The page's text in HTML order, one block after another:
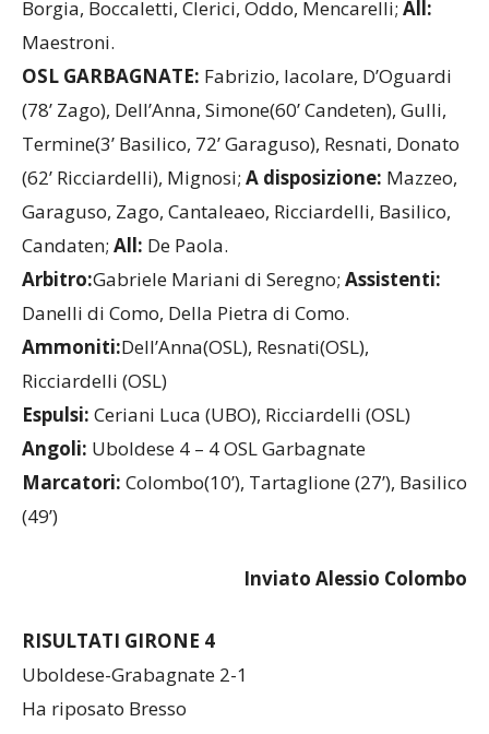
(77’ Madeo), Maugeri;A disposizione:Menegon,
Borgia, Boccaletti, Clerici, Oddo, Mencarelli;
Maestroni.
OSL GARBAGNATE: Fabrizio, Iacolare, D’Oguardi
(78’ Zago), Dell’Anna, Simone(60’ Candeten), Gulli,
Termine(3’ Basilico, 72’ Garaguso), Resnati, Donato
(62’ Ricciardelli), Mignosi;A disposizione:Mazzeo,
Garaguso, Zago, Cantaleaeo, Ricciardelli, Basilico,
Candaten;All:De Paola.
Arbitro:Gabriele Mariani di Seregno;Assistenti:
Danelli di Como, Della Pietra di Como.
Ammoniti: Dell’Anna(OSL), Resnati(OSL),
Ricciardelli (OSL)
Espulsi:Ceriani Luca (UBO), Ricciardelli (OSL)
Angoli:Uboldese 4 – 4 OSL Garbagnate
Marcatori:
RISULTATI GIRONE 4
Uboldese-Grabagnate 2-1